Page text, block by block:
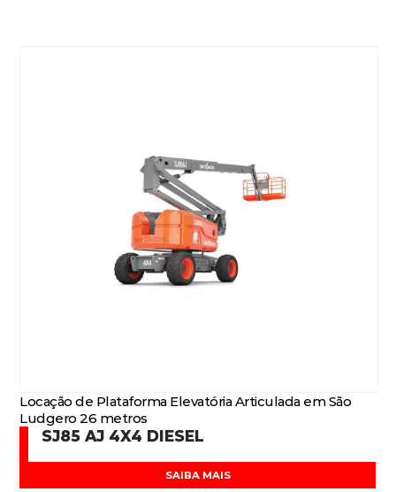
Locação de Plataforma Elevatória Articulada em São
Ludgero 26 metros
SJ85 AJ 4X4 DIESEL
SAIBA MAIS